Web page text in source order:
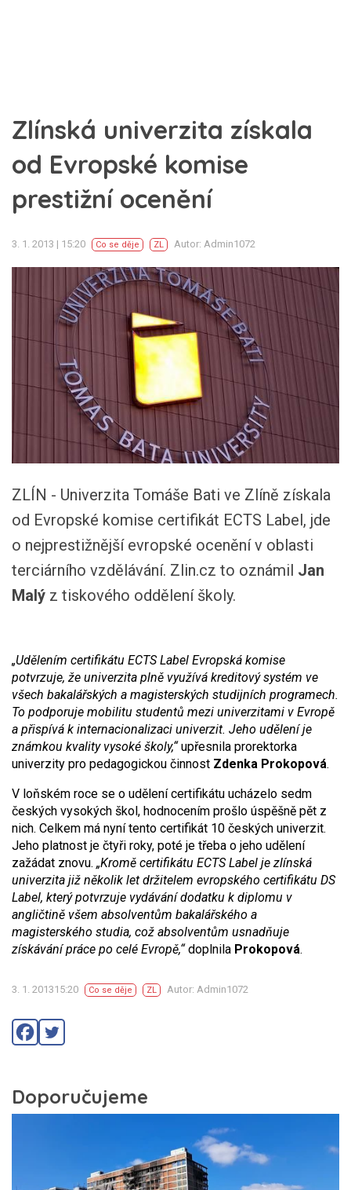
Zlínská univerzita získala
od Evropské komise
prestižní ocenění
3. 1. 2013 | 15:20 Co se děje ZL Autor: Admin1072
ZLÍN - Univerzita Tomáše Bati ve Zlíně získala
od Evropské komise certifikát ECTS Label, jde
o nejprestižnější evropské ocenění v oblasti
terciárního vzdělávání. Zlin.cz to oznámil Jan
Malý z tiskového oddělení školy.
„Udělením certifikátu ECTS Label Evropská komise
potvrzuje, že univerzita plně využívá kreditový systém ve
všech bakalářských a magisterských studijních programech.
To podporuje mobilitu studentů mezi univerzitami v Evropě
a přispívá k internacionalizaci univerzit. Jeho udělení je
známkou kvality vysoké školy,“upřesnila prorektorka
univerzity pro pedagogickou činnost Zdenka Prokopová.
V loňském roce se o udělení certifikátu ucházelo sedm
českých vysokých škol, hodnocením prošlo úspěšně pět z
nich. Celkem má nyní tento certifikát 10 českých univerzit.
Jeho platnost je čtyři roky, poté je třeba o jeho udělení
zažádat znovu. „Kromě certifikátu ECTS Label je zlínská
univerzita již několik let držitelem evropského certifikátu DS
Label, který potvrzuje vydávání dodatku k diplomu v
angličtině všem absolventům bakalářského a
magisterského studia, což absolventům usnadňuje
získávání práce po celé Evropě,“doplnila Prokopová.
3. 1. 201315:20 Co se děje ZL Autor: Admin1072